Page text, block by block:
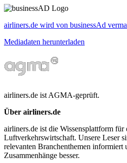
airliners.de wird von businessAd
Mediadaten herunterladen
airliners.de ist AGMA-geprüft.
Über airliners.de
airliners.de ist die Wissensplattform für
Luftverkehrswirtschaft. Unsere Leser
relevanten Branchenthemen informiert
Zusammenhänge besser.